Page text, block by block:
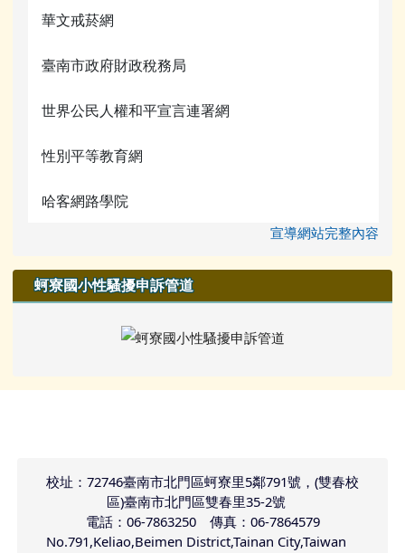
華文戒菸網
臺南市政府財政稅務局
世界公民人權和平宣言連署網
性別平等教育網
哈客網路學院
宣導網站完整內容
蚵寮國小性騷擾申訴管道
校址：72746臺南市北門區蚵寮里5鄰791號，(雙春校
區)臺南市北門區雙春里35-2號
電話：06-7863250 傳真：06-7864579
No.791,Keliao,Beimen District,Tainan City,Taiwan